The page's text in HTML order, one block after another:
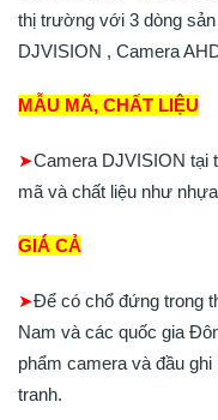
thị trường với 3 dòng
DJVISION , Camera
MẪU MÃ, CHẤT LIỆU
➤Camera DJVISION tại
mã và chất liệu như
GIÁ CẢ
➤Để có chổ đứng trong
Nam và các quốc gia
phẩm camera và đầu
tranh.